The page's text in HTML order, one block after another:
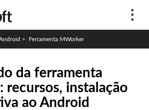
> Ferramenta MWorker
da ferramenta
recursos, instalação
ao Android